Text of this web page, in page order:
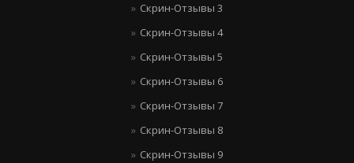
Скрин-Отзывы 3
Скрин-Отзывы 4
Скрин-Отзывы 5
Скрин-Отзывы 6
Скрин-Отзывы 7
Скрин-Отзывы 8
Скрин-Отзывы 9